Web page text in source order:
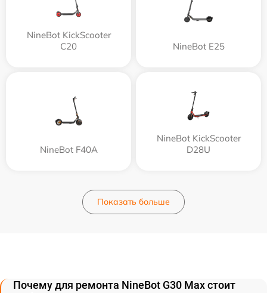
NineBot KickScooter
C20
NineBot E25
NineBot F40A
NineBot KickScooter
D28U
Показать больше
Почему для ремонта NineBot G30 Max стоит